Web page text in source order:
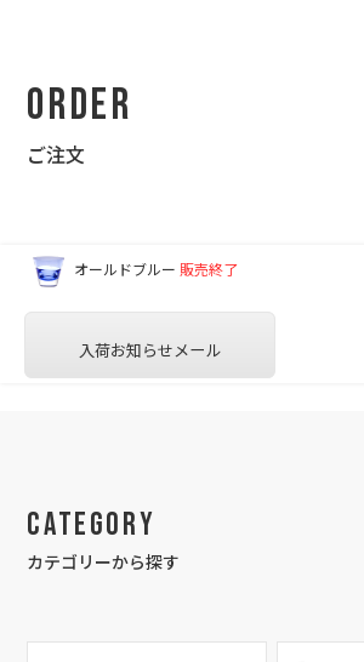
Order
ご注文
オールドブルー 販売終了
入荷お知らせメール
Category
カテゴリーから探す